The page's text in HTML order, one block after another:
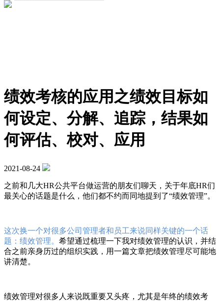
绩效考核的应用之绩效目标如
何设定、分解、追踪，结果如
何评估、校对、应用
2021-08-24
之前和几大HR公共平台做运营的朋友们聊天，关于年底HR们
最关心的话题是什么，他们都不约而同地提到了“绩效管理”。
这次换一个对很多公司管理者和员工来说同样关键的一个话
题：绩效管理。 希望通过梳理一下我对绩效管理的认识，并结
合之前亲身历过的组织实践，用一篇文章把绩效管理尽可能地
讲清楚。
绩效管理对很多人来说既重要又头疼，尤其是年终的绩效考